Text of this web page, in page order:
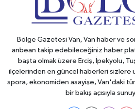
Bölge Gazetesi Van, Van haber ve
anbean takip edebileceğiniz haber
başta olmak üzere Erciş, İpekyolu,
ilçelerinden en güncel haberleri sizlere
spora, ekonomiden asayişe, Van'daki
bir bakış açısıyla